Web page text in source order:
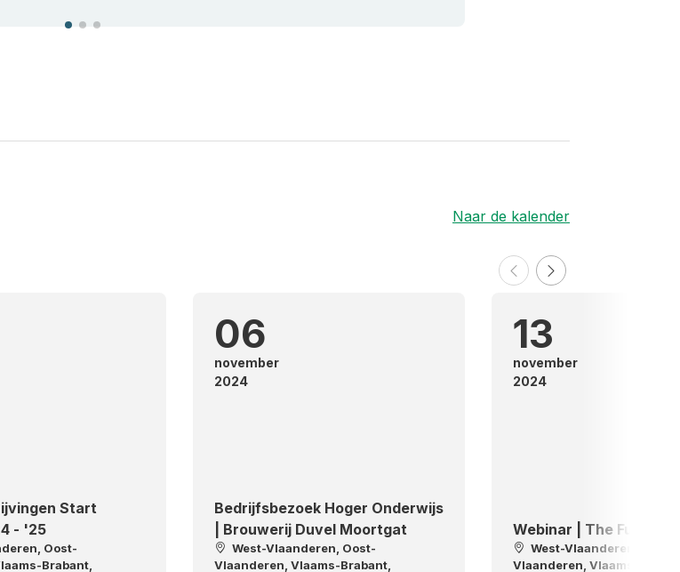
Naar de kalender
Start
- '25
Oost-
Brabant,
06
november
2024
Bedrijfsbezoek Hoger Onderwijs
| Brouwerij Duvel Moortgat
West-Vlaanderen, Oost-
Vlaanderen, Vlaams-Brabant,
13
november
2024
Webinar | The Future
West-Vlaanderen, Oost-
Vlaanderen, Vlaams-